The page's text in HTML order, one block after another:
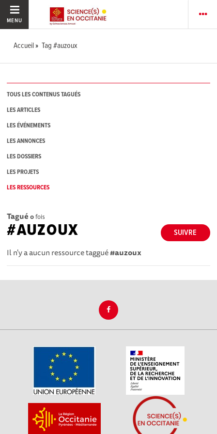
MENU
Accueil Tag #auzoux
TOUS LES CONTENUS TAGUÉS
LES ARTICLES
LES ÉVÉNEMENTS
LES ANNONCES
LES DOSSIERS
LES PROJETS
LES RESSOURCES
Tagué 0fois
SUIVRE
#AUZOUX
Il n'y a aucun ressource taggué#auzoux